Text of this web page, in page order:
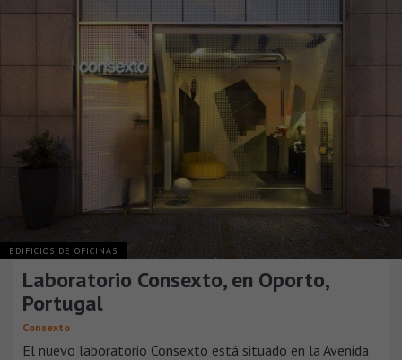
EDIFICIOS DE OFICINAS
Laboratorio Consexto, en Oporto,
Portugal
Consexto
El nuevo laboratorio Consexto está situado en la Avenida